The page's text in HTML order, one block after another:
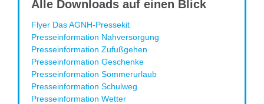
Alle Downloads auf einen Blick
Flyer Das AGNH-Pressekit
Presseinformation Nahversorgung
Presseinformation Zufußgehen
Presseinformation Geschenke
Presseinformation Sommerurlaub
Presseinformation Schulweg
Presseinformation Wetter